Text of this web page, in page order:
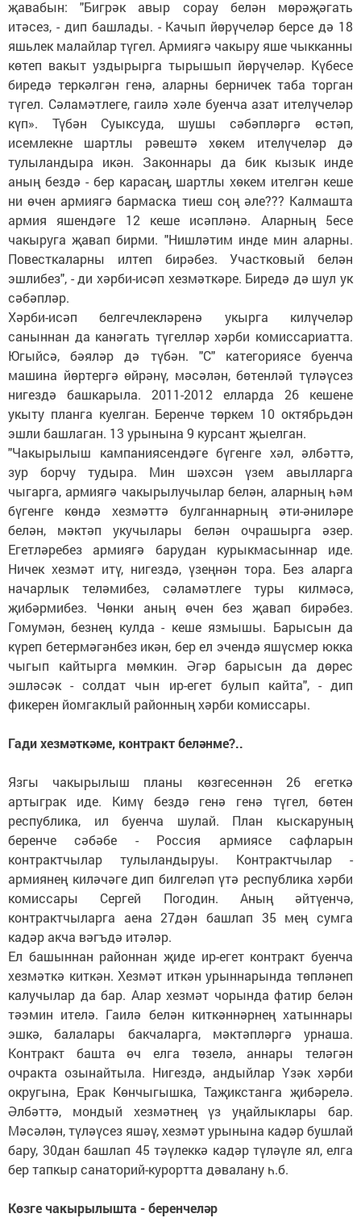
җавабын: "Бигрәк авыр сорау белән мөрәҗәгать
итәсез, - дип башлады. - Качып йөрүчеләр берсе дә 18
яшьлек малайлар түгел. Армиягә чакыру яше чыкканны
көтеп вакыт уздырырга тырышып йөрүчеләр. Күбесе
биредә теркәлгән генә, аларны берничек таба торган
түгел. Сәламәтлеге, гаилә хәле буенча азат ителүчеләр
күп». Түбән Суыксуда, шушы сәбәпләргә өстәп,
исемлекне шартлы рәвештә хөкем ителүчеләр дә
тулыландыра икән. Законнары да бик кызык инде
аның бездә - бер карасаң, шартлы хөкем ителгән кеше
ни өчен армиягә бармаска тиеш соң әле??? Калмашта
армия яшендәге 12 кеше исәпләнә. Аларның 5есе
чакыруга җавап бирми. "Нишләтим инде мин аларны.
Повесткаларны илтеп бирәбез. Участковый белән
эшлибез", - ди хәрби-исәп хезмәткәре. Биредә дә шул ук
сәбәпләр.
Хәрби-исәп белгечлекләренә укырга килүчеләр
саныннан да канәгать түгелләр хәрби комиссариатта.
Югыйсә, бәяләр дә түбән. "С" категориясе буенча
машина йөртергә өйрәнү, мәсәлән, бөтенләй түләүсез
нигездә башкарыла. 2011-2012 елларда 26 кешене
укыту планга куелган. Беренче төркем 10 октябрьдән
эшли башлаган. 13 урынына 9 курсант җыелган.
"Чакырылыш кампаниясендәге бүгенге хәл, әлбәттә,
зур борчу тудыра. Мин шәхсән үзем авылларга
чыгарга, армиягә чакырылучылар белән, аларның һәм
бүгенге көндә хезмәттә булганнарның әти-әниләре
белән, мәктәп укучылары белән очрашырга әзер.
Егетләребез армиягә барудан курыкмасыннар иде.
Ничек хезмәт итү, нигездә, үзеңнән тора. Без аларга
начарлык теләмибез, сәламәтлеге туры килмәсә,
җибәрмибез. Чөнки аның өчен без җавап бирәбез.
Гомумән, безнең кулда - кеше язмышы. Барысын да
күреп бетермәгәнбез икән, бер ел эчендә яшүсмер юкка
чыгып кайтырга мөмкин. Әгәр барысын да дөрес
эшләсәк - солдат чын ир-егет булып кайта", - дип
фикерен йомгаклый районның хәрби комиссары.
Гади хезмәткәме, контракт беләнме?..
Язгы чакырылыш планы көзгесеннән 26 егеткә
артыграк иде. Кимү бездә генә генә түгел, бөтен
республика, ил буенча шулай. План кыскаруның
беренче сәбәбе - Россия армиясе сафларын
контрактчылар тулыландыруы. Контрактчылар -
армиянең киләчәге дип билгеләп үтә республика хәрби
комиссары Сергей Погодин. Аның әйтүенчә,
контрактчыларга аена 27дән башлап 35 мең сумга
кадәр акча вәгъдә итәләр.
Ел башыннан районнан җиде ир-егет контракт буенча
хезмәткә киткән. Хезмәт иткән урыннарында төпләнеп
калучылар да бар. Алар хезмәт чорында фатир белән
тәэмин ителә. Гаилә белән киткәннәрнең хатыннары
эшкә, балалары бакчаларга, мәктәпләргә урнаша.
Контракт башта өч елга төзелә, аннары теләгән
очракта озынайтыла. Нигездә, андыйлар Үзәк хәрби
округына, Ерак Көнчыгышка, Таҗикстанга җибәрелә.
Әлбәттә, мондый хезмәтнең үз уңайлыклары бар.
Мәсәлән, түләүсез яшәү, хезмәт урынына кадәр бушлай
бару, 30дан башлап 45 тәүлеккә кадәр түләүле ял, елга
бер тапкыр санаторий-курортта дәвалану һ.б.
Көзге чакырылышта - беренчеләр